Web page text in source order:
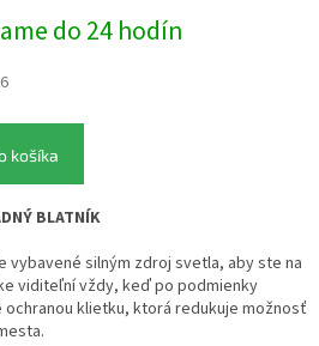
do 24 hodín
košíka
BLATNÍK
vybavené silným zdroj svetla, aby ste na
viditeľní vždy, keď po podmienky
klietku, ktorá redukuje možnosť